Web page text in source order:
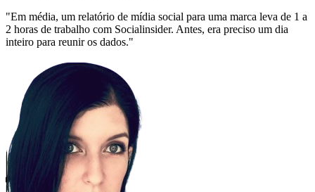
"Em média, um relatório de mídia social para uma marca leva de 1 a
2 horas de trabalho com Socialinsider. Antes, era preciso um dia
inteiro para reunir os dados."